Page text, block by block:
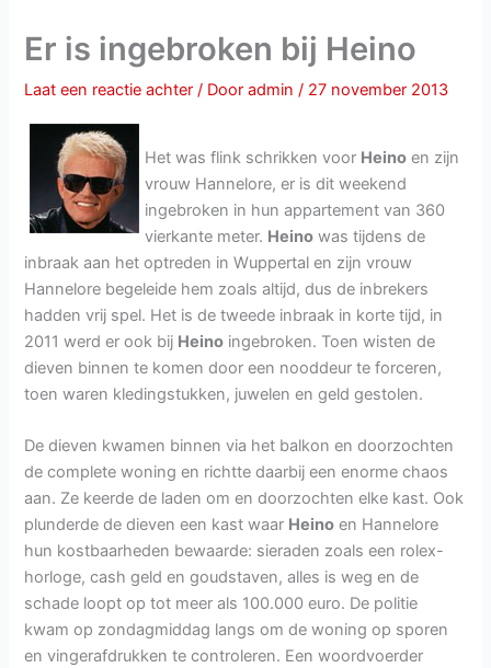
Er is ingebroken bij Heino
Laat een reactie achter / Dooradmin/ 27 november 2013
Het was flink schrikken voor Heino en zijn
vrouw Hannelore, er is dit weekend
ingebroken in hun appartement van 360
vierkante meter. Heino was tijdens de
inbraak aan het optreden in Wuppertal en zijn vrouw
Hannelore begeleide hem zoals altijd, dus de inbrekers
hadden vrij spel. Het is de tweede inbraak in korte tijd, in
2011 werd er ook bij Heino ingebroken. Toen wisten de
dieven binnen te komen door een nooddeur te forceren,
toen waren kledingstukken, juwelen en geld gestolen.
De dieven kwamen binnen via het balkon en doorzochten
de complete woning en richtte daarbij een enorme chaos
aan. Ze keerde de laden om en doorzochten elke kast. Ook
plunderde de dieven een kast waar Heino en Hannelore
hun kostbaarheden bewaarde: sieraden zoals een rolex-
horloge, cash geld en goudstaven, alles is weg en de
schade loopt op tot meer als 100.000 euro. De politie
kwam op zondagmiddag langs om de woning op sporen
en vingerafdrukken te controleren. Een woordvoerder